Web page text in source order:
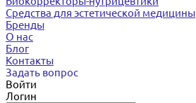
Средства для эстетической медицины
Бренды
О нас
Блог
Контакты
Задать вопрос
Войти
Логин